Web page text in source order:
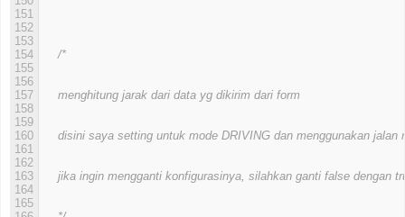
151
152
153
154
155
156
157
158
159
160
161
162
163
164
165
/*
menghitung jarak dari data yg dikirim dari form
disini saya setting untuk mode DRIVING dan menggunakan jalan
jika ingin mengganti konfigurasinya, silahkan ganti false dengan